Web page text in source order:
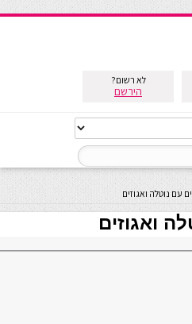
לא רשום?
הירשם
עם נוטלה ואגוזים
ואגוזים